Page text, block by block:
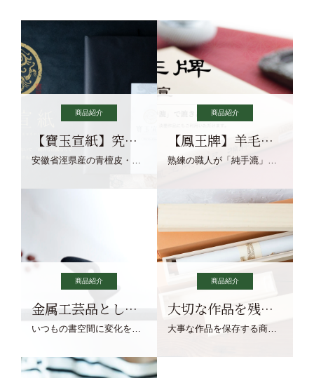
商品紹介
【寶玉宣紙】究極の純粋な宣紙を目指す寶玉宣紙
安徽省涇県産の青檀皮・砂田稲藁・清らかな渓流水、熟練手漉き職人の卓越した手漉技術による最高級の純宣紙です。
商品紹介
【鳳王牌】羊毛筆×濃墨での揮毫に最適な宣紙系画仙紙
熟練の職人が「純手漉」で漉きあげる書画紙。宣紙を好まれるお客様向けの棉料単宣に漉きあげました。
商品紹介
金属工芸品としての文鎮
いつもの書空間に変化を与えてくれる、見ているだけで愉しくなる金属工芸品の文鎮をご紹介します。
商品紹介
大切な作品を残す作品保存商品
大事な作品を保存する商品を取りまとめてご紹介ます。